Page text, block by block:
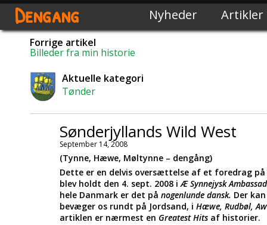
Dengang Nyheder Artikler
Forrige artikel
Billeder fra min historie
Aktuelle kategori
Tønder
Sønderjyllands Wild West
September 14, 2008
(Tynne, Hæwe, Møltynne – dengång)
Dette er en delvis oversættelse af et foredrag på
blev holdt den 4. sept. 2008 iÆ Synnejysk
hele Danmark er det på nogenlunde dansk. Der
bevæger os rundt på Jordsand, i Hæwe, Rudbøl,
artiklen er nærmest en Greatest Hits af historier.